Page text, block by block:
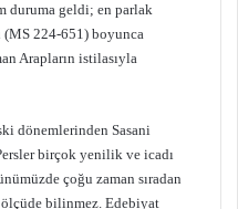
duruma geldi; en parlak
(MS 224-651) boyunca
Arapların istilasıyla
dönemlerinden Sasani
birçok yenilik ve icadı
çoğu zaman sıradan
bilinmez. Edebiyat